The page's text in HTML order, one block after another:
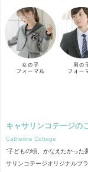
キャサリンコテージの
Catherine Cottage
“子どもの頃、かなえたかった
サリンコテージオリジナルブ